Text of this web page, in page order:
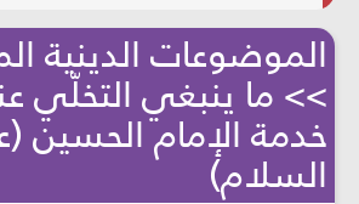
الموضوعات الدينية
>> ما ينبغي التخلّي
خدمة الإمام الحسين
السلام)